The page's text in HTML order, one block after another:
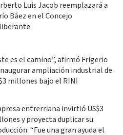
Luis Jacob reemplazará a
Báez en el Concejo
es el camino”, afirmó Frigerio
ampliación industrial de
millones bajo el RINI
entrerriana invirtió US$3
y proyecta duplicar su
“Fue una gran ayuda el